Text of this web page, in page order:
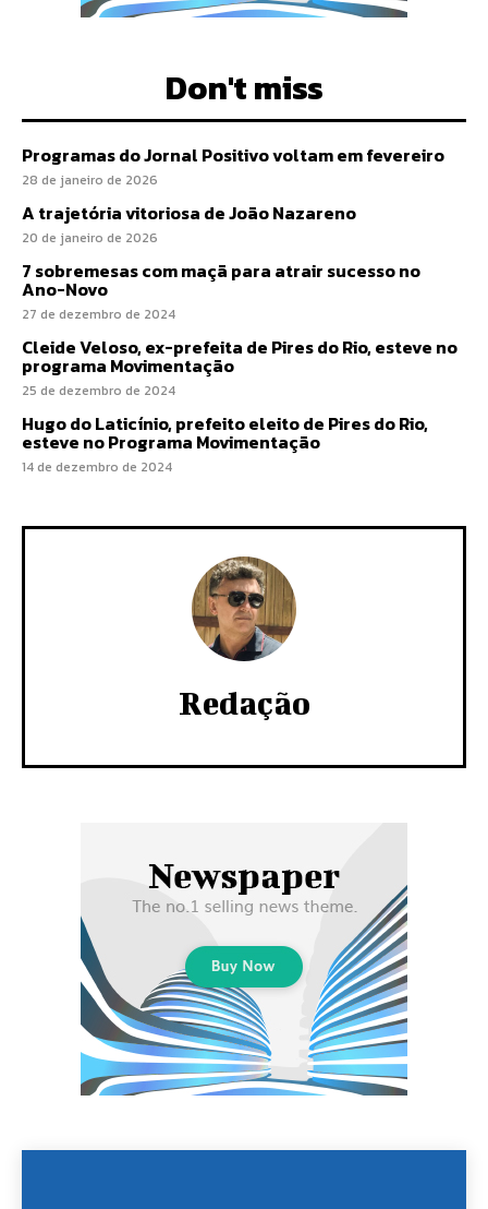
Don't miss
Programas do Jornal Positivo voltam em fevereiro
28 de janeiro de 2026
A trajetória vitoriosa de João Nazareno
20 de janeiro de 2026
7 sobremesas com maçã para atrair sucesso no
Ano-Novo
27 de dezembro de 2024
Cleide Veloso, ex-prefeita de Pires do Rio, esteve no
programa Movimentação
25 de dezembro de 2024
Hugo do Laticínio, prefeito eleito de Pires do Rio,
esteve no Programa Movimentação
14 de dezembro de 2024
Redação